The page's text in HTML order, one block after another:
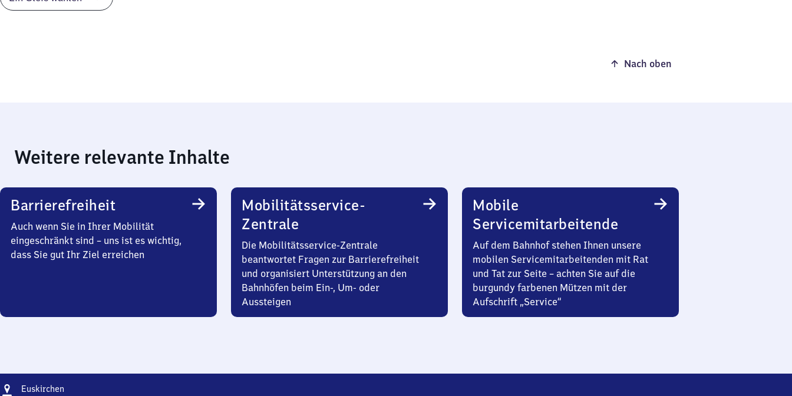
Nach oben
Weitere relevante Inhalte
Barrierefreiheit
Auch wenn Sie in Ihrer Mobilität
eingeschränkt sind – uns ist es wichtig,
dass Sie gut Ihr Ziel erreichen
Mobilitätsservice-
Zentrale
Die Mobilitätsservice-Zentrale
beantwortet Fragen zur Barrierefreiheit
und organisiert Unterstützung an den
Bahnhöfen beim Ein-, Um- oder
Aussteigen
Mobile
Servicemitarbeitende
Auf dem Bahnhof stehen Ihnen unsere
mobilen Servicemitarbeitenden mit Rat
und Tat zur Seite – achten Sie auf die
burgundy farbenen Mützen mit der
Aufschrift „Service“
Adresse
Euskirchen